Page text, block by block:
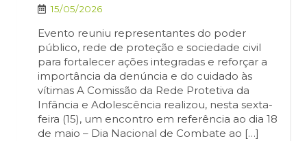
15/05/2026
Evento reuniu representantes do poder
público, rede de proteção e sociedade civil
para fortalecer ações integradas e reforçar a
importância da denúncia e do cuidado às
vítimas A Comissão da Rede Protetiva da
Infância e Adolescência realizou, nesta sexta-
feira (15), um encontro em referência ao dia 18
de maio – Dia Nacional de Combate ao […]